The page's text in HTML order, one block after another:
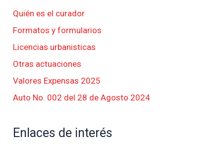
Quién es el curador
Formatos y formularios
Licencias urbanisticas
Otras actuaciones
Valores Expensas 2025
Auto No. 002 del 28 de Agosto 2024
Enlaces de interés